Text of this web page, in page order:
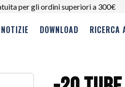
per gli ordini superiori a 300€
NOTIZIE DOWNLOAD RICERCA